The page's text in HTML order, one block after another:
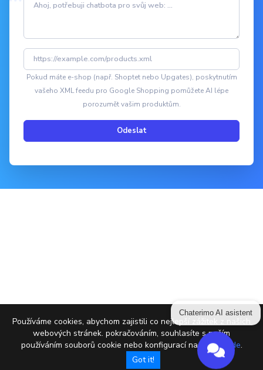
Používáme cookies, abychom zajistili co nejlepší zážitek z našich
webových stránek. pokračováním, souhlasíte s naším
používáním souborů cookie nebo konfigurací nastavení
zde.
Got it!
Pokud máte e-shop (např. Shoptet nebo Upgates), poskytnutím
vašeho XML feedu pro Google Shopping pomůžete AI lépe
porozumět vašim produktům.
Odeslat
Chaterimo AI asistent